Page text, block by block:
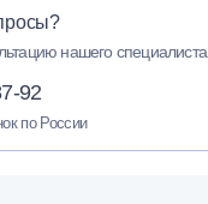
нашего специалиста
92
по России